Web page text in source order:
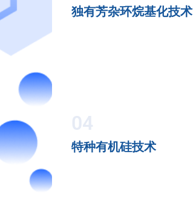
独有芳杂环烷基化技术
04
特种有机硅技术